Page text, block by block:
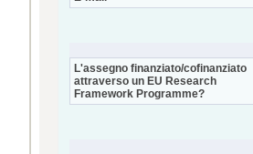
L'assegno finanziato/cofinanziato
attraverso un EU Research
Framework Programme?